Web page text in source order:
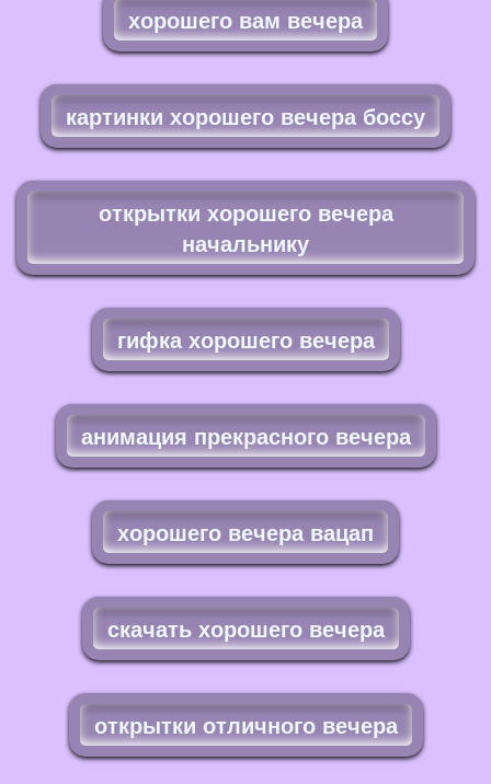
хорошего вам вечера
картинки хорошего вечера боссу
открытки хорошего вечера
начальнику
гифка хорошего вечера
анимация прекрасного вечера
хорошего вечера вацап
скачать хорошего вечера
открытки отличного вечера